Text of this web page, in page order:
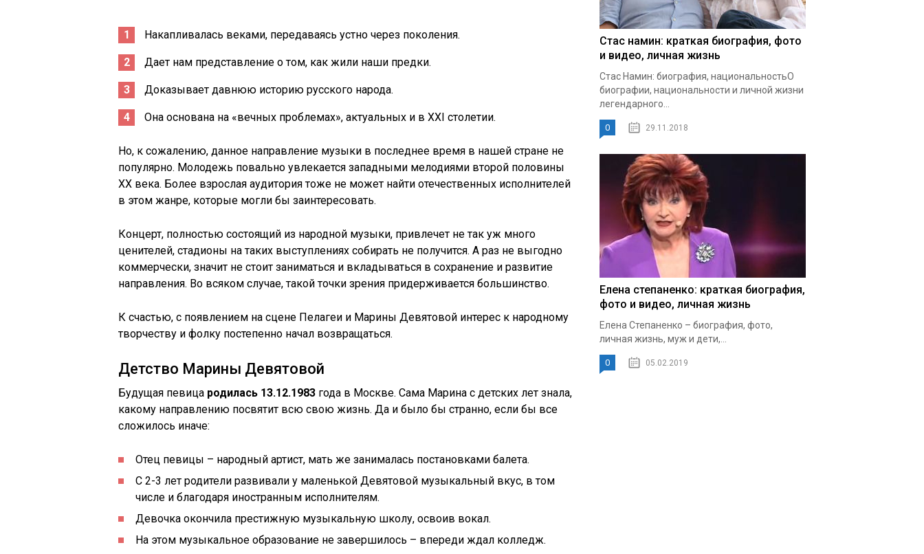
Накапливалась веками, передаваясь устно через поколения.
Дает нам представление о том, как жили наши предки.
Доказывает давнюю историю русского народа.
Она основана на «вечных проблемах», актуальных и в XXI столетии.
Но, к сожалению, данное направление музыки в последнее время в нашей стране не
популярно. Молодежь повально увлекается западными мелодиями второй половины
XX века. Более взрослая аудитория тоже не может найти отечественных исполнителей
в этом жанре, которые могли бы заинтересовать.
Концерт, полностью состоящий из народной музыки, привлечет не так уж много
ценителей, стадионы на таких выступлениях собирать не получится. А раз не выгодно
коммерчески, значит не стоит заниматься и вкладываться в сохранение и развитие
направления. Во всяком случае, такой точки зрения придерживается большинство.
К счастью, с появлением на сцене Пелагеи и Марины Девятовой интерес к народному
творчеству и фолку постепенно начал возвращаться.
Детство Марины Девятовой
Будущая певица родилась 13.12.1983 года в Москве. Сама Марина с детских лет знала,
какому направлению посвятит всю свою жизнь. Да и было бы странно, если бы все
сложилось иначе:
Отец певицы – народный артист, мать же занималась постановками балета.
С 2-3 лет родители развивали у маленькой Девятовой музыкальный вкус, в том
числе и благодаря иностранным исполнителям.
Девочка окончила престижную музыкальную школу, освоив вокал.
На этом музыкальное образование не завершилось – впереди ждал колледж.
Стас намин: краткая биография, фото
и видео, личная жизнь
Стас Намин: биография, национальностьО
биографии, национальности и личной жизни
легендарного...
0 29.11.2018
Елена степаненко: краткая биография,
фото и видео, личная жизнь
Елена Степаненко – биография, фото,
личная жизнь, муж и дети,...
0 05.02.2019